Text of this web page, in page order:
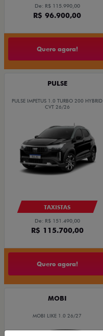
De: R$ 115.990,00
R$ 96.900,00
Quero agora!
PULSE
PULSE IMPETUS 1.0 TURBO 200 HYBRID
CVT 26/26
TAXISTAS
De: R$ 151.490,00
R$ 115.700,00
Quero agora!
MOBI
MOBI LIKE 1.0 26/27